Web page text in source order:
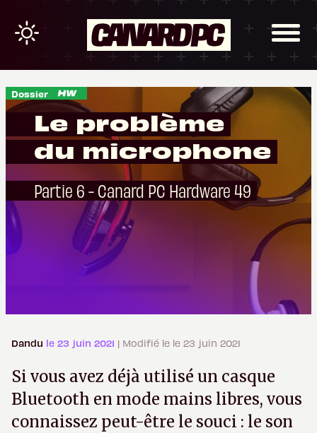
Dossier
Le problème
du microphone
Partie 6 - Canard PC Hardware 49
Dandu le 23 juin 2021 | Modifié le le 23 juin 2021
Si vous avez déjà utilisé un casque
Bluetooth en mode mains libres, vous
connaissez peut-être le souci : le son